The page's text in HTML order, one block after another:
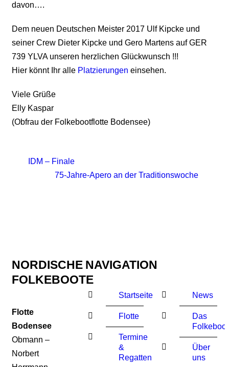
davon….
Dem neuen Deutschen Meister 2017 Ulf Kipcke und
seiner Crew Dieter Kipcke und Gero Martens auf GER
739 YLVA unseren herzlichen Glückwunsch !!!
Hier könnt Ihr alle Platzierungen einsehen.
Viele Grüße
Elly Kaspar
(Obfrau der Folkebootflotte Bodensee)
IDM – Finale
75-Jahre-Apero an der Traditionswoche
NORDISCHE
FOLKEBOOTE
Flotte
Bodensee
Obmann –
Norbert
NAVIGATION
Startseite
Flotte
Termine
&
Regatten
News
Das
Folkeboot
Über
uns